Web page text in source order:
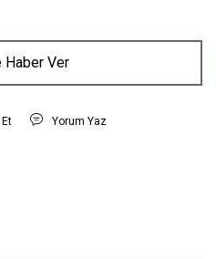
Haber Ver
Yorum Yaz